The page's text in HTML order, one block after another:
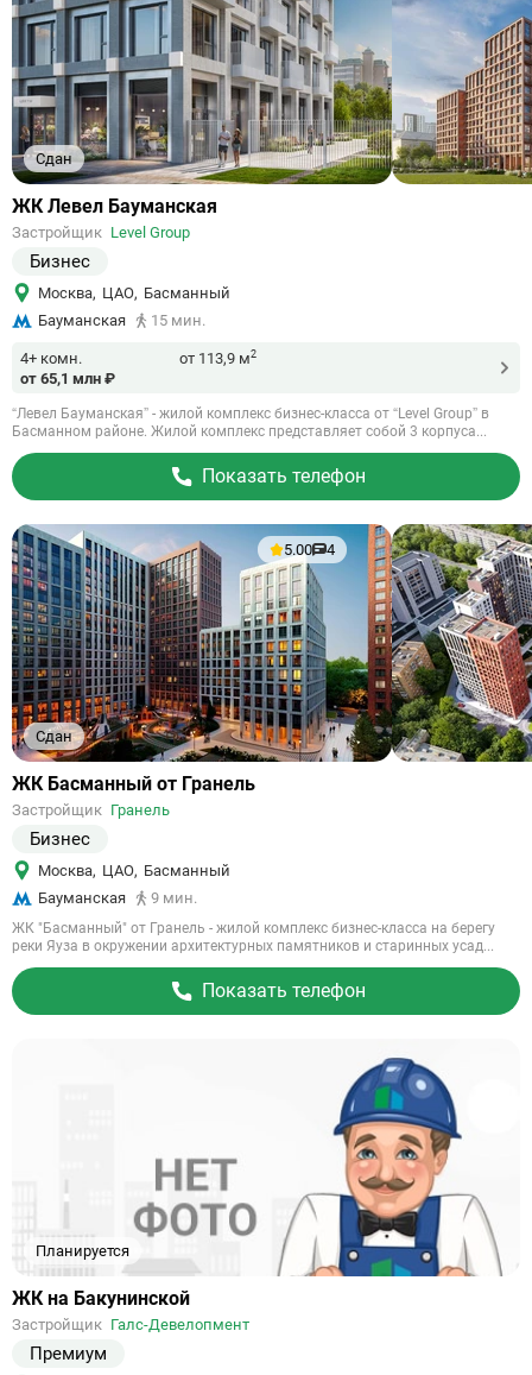
Сдан
Ссылка
объект
ЖК Левел Бауманская
Застройщик Level Group
Бизнес
Москва, ЦАО, Басманный
Бауманская
15 мин.
4+ комн. от 113,9 м2
от 65,1 млн ₽
“Левел Бауманская” - жилой комплекс бизнес-класса от “Level Group” в
Басманном районе. Жилой комплекс представляет собой 3 корпуса...
Показать телефон
Сдан
5.00 4
Ссылка
объект
ЖК Басманный от Гранель
Застройщик Гранель
Бизнес
Москва, ЦАО, Басманный
Бауманская
9 мин.
ЖК "Басманный" от Гранель - жилой комплекс бизнес-класса на берегу
реки Яуза в окружении архитектурных памятников и старинных усад...
Показать телефон
Планируется
Ссылка
объект
ЖК на Бакунинской
Застройщик Галс-Девелопмент
Премиум